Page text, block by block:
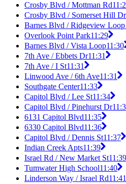
Crosby Blvd / Mottman Rd
Crosby Blvd / Somerset Hill Dr
Barnes Blvd / Ridgeview Loop
Overlook Point Park11:29
Barnes Blvd / Vista Loop11:30
7th Ave / Ebbets Dr11:31
7th Ave / I St11:31
Linwood Ave / 6th Ave11:31
Southgate Center11:33
Capitol Blvd / Lee St11:34
Capitol Blvd / Pinehurst Dr
6131 Capitol Blvd11:35
6330 Capitol Blvd11:36
Capitol Blvd / Dennis St11:37
Indian Creek Apts11:39
Israel Rd / New Market St11:39
Tumwater High School11:40
Linderson Way / Israel Rd11:41